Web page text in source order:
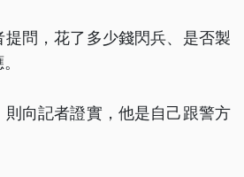
問，花了多少錢閃兵、是否製
向記者證實，他是自己跟警方